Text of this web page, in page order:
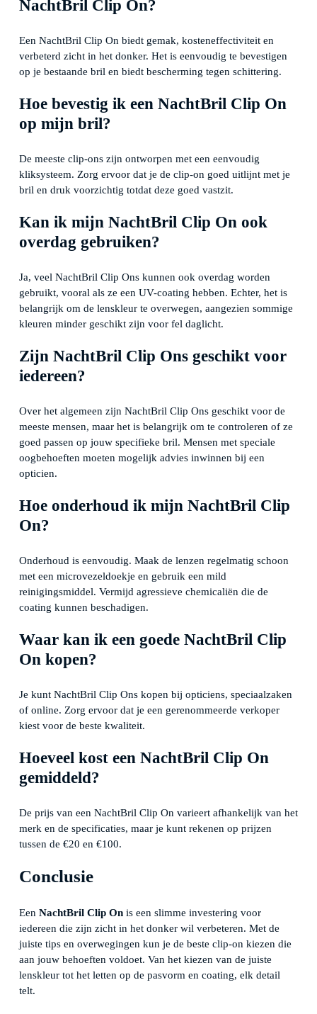
NachtBril Clip On?
Een NachtBril Clip On biedt gemak, kosteneffectiviteit en
verbeterd zicht in het donker. Het is eenvoudig te bevestigen
op je bestaande bril en biedt bescherming tegen schittering.
Hoe bevestig ik een NachtBril Clip On
op mijn bril?
De meeste clip-ons zijn ontworpen met een eenvoudig
kliksysteem. Zorg ervoor dat je de clip-on goed uitlijnt met je
bril en druk voorzichtig totdat deze goed vastzit.
Kan ik mijn NachtBril Clip On ook
overdag gebruiken?
Ja, veel NachtBril Clip Ons kunnen ook overdag worden
gebruikt, vooral als ze een UV-coating hebben. Echter, het is
belangrijk om de lenskleur te overwegen, aangezien sommige
kleuren minder geschikt zijn voor fel daglicht.
Zijn NachtBril Clip Ons geschikt voor
iedereen?
Over het algemeen zijn NachtBril Clip Ons geschikt voor de
meeste mensen, maar het is belangrijk om te controleren of ze
goed passen op jouw specifieke bril. Mensen met speciale
oogbehoeften moeten mogelijk advies inwinnen bij een
opticien.
Hoe onderhoud ik mijn NachtBril Clip
On?
Onderhoud is eenvoudig. Maak de lenzen regelmatig schoon
met een microvezeldoekje en gebruik een mild
reinigingsmiddel. Vermijd agressieve chemicaliën die de
coating kunnen beschadigen.
Waar kan ik een goede NachtBril Clip
On kopen?
Je kunt NachtBril Clip Ons kopen bij opticiens, speciaalzaken
of online. Zorg ervoor dat je een gerenommeerde verkoper
kiest voor de beste kwaliteit.
Hoeveel kost een NachtBril Clip On
gemiddeld?
De prijs van een NachtBril Clip On varieert afhankelijk van het
merk en de specificaties, maar je kunt rekenen op prijzen
tussen de €20 en €100.
Conclusie
Een NachtBril Clip On is een slimme investering voor
iedereen die zijn zicht in het donker wil verbeteren. Met de
juiste tips en overwegingen kun je de beste clip-on kiezen die
aan jouw behoeften voldoet. Van het kiezen van de juiste
lenskleur tot het letten op de pasvorm en coating, elk detail
telt.